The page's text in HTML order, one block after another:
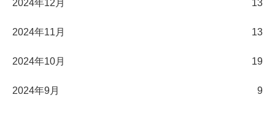
2024年12月 13
2024年11月 13
2024年10月 19
2024年9月 9